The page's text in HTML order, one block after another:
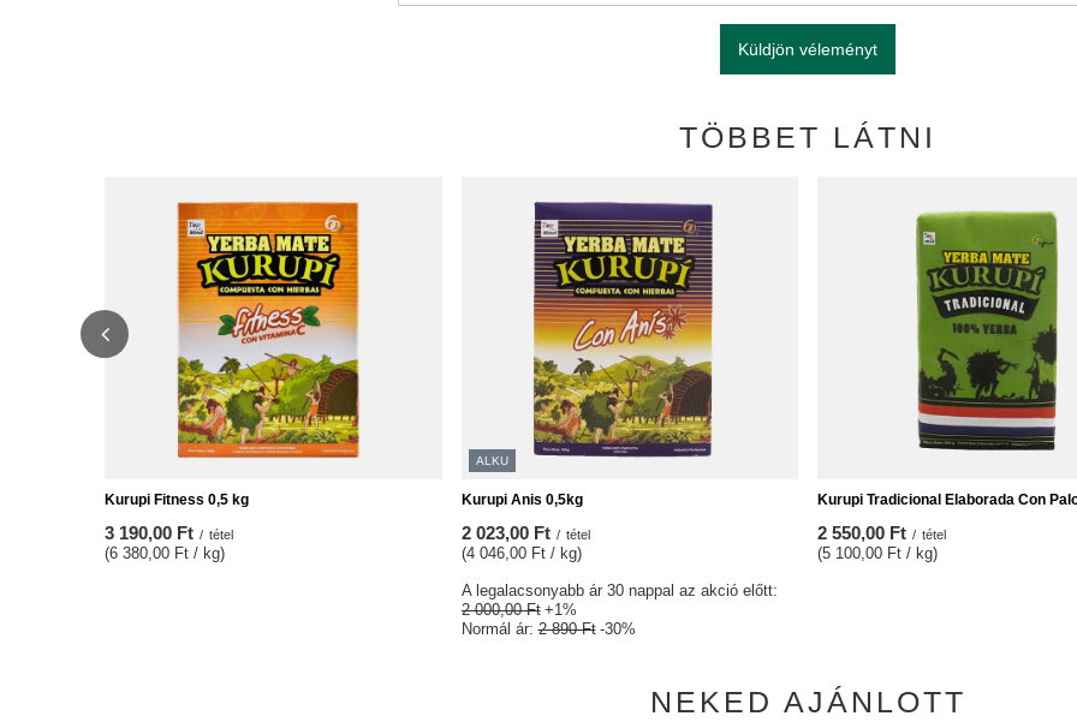
Küldjön véleményt
TÖBBET LÁTNI
Kurupi Fitness 0,5 kg
3 190,00 Ft / tétel
(6 380,00 Ft / kg)
ALKU
Kurupi Anis 0,5kg
2 023,00 Ft / tétel
(4 046,00 Ft / kg)
A legalacsonyabb ár 30 nappal az akció előtt:
2 000,00 Ft +1%
Normál ár:2 890 Ft -30%
Kurupi Tradicional Elaborada Con
2 550,00 Ft / tétel
(5 100,00 Ft / kg)
NEKED AJÁNLOTT